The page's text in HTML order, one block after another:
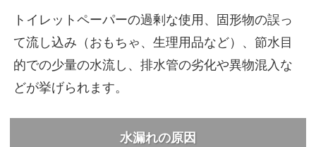
トイレットペーパーの過剰な使用、固形物の誤っ
て流し込み（おもちゃ、生理用品など）、節水目
的での少量の水流し、排水管の劣化や異物混入な
どが挙げられます。
水漏れの原因